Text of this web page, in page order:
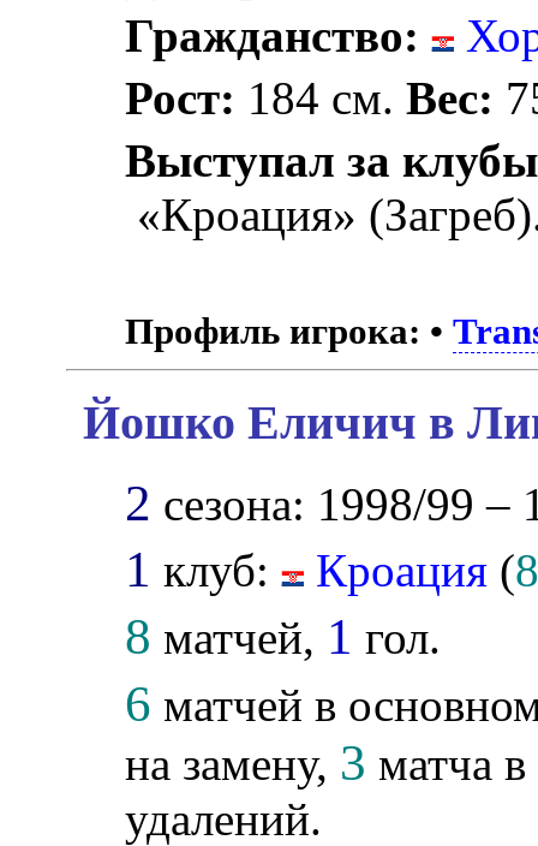
Гражданство:
Рост: 184 см.Вес:
Выступал за
«Кроация»
Профиль игрока: •
Йошко Еличич в
2 сезона: 1998/99 –
1 клуб: Кроация (
8 матчей, 1 гол.
6 матчей в
на замену, 3 матча
удалений.